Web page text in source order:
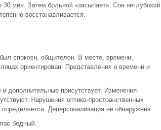
мин. Затем больной «засыпает». Сон неглубокий
восстанавливается.
спокоен, общителен. В месте, времени,
ориентирован. Представления о времени и
дополнительные присутствует. Изменения
Нарушения оптико-пространственных
Деперсонализация не обнаружена.
бедный.